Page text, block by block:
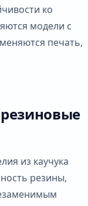
ко
модели с
печать,
из каучука
резины,